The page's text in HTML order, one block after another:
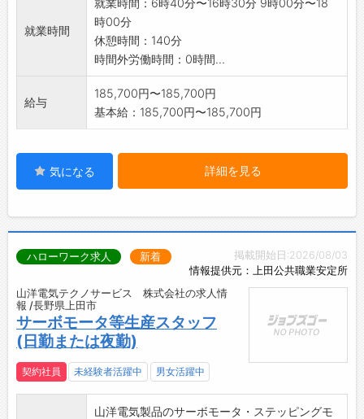
その後少しずつレベルアップして頂きます。
変更範囲:変更なし
就業時間
時00分
休憩時間：140分
時間外労働時間：0時間...
給与
185,700円〜185,700円
基本給：185,700円〜185,700円
気になる 詳細を見る
掲載開始日:2026/08/03
情報提供元：上田公共職業安定所
ハローワーク求人 新着
山洋電気テクノサービス 株式会社の求人情
報 /長野県上田市
サーボモータ等生産スタッフ
(日勤または夜勤)
契約社員 未経験者活躍中 男女活躍中
山洋電気製品のサーボモータ・ステッピングモ